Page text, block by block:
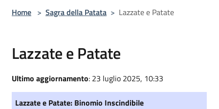
Home > Sagra della Patata > Lazzate e Patate
Lazzate e Patate
Ultimo aggiornamento: 23 luglio 2025, 10:33
Lazzate e Patate: Binomio Inscindibile